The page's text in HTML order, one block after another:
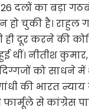
दलों का बड़ा
चुकी है। राहुल
ही दूर करने की
थीं। नीतीश
को साधने
की भारत न्याय
से कांग्रेस